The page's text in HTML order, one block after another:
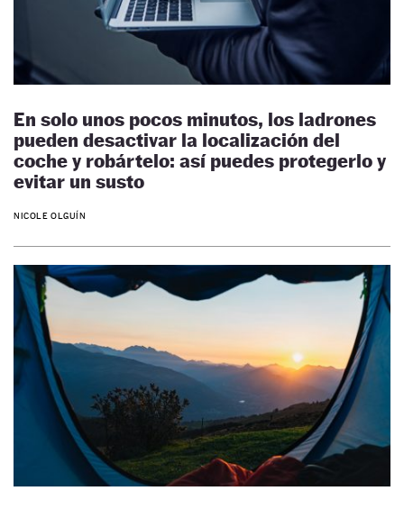
En solo unos pocos minutos, los ladrones
pueden desactivar la localización del
coche y robártelo: así puedes protegerlo y
evitar un susto
NICOLE OLGUÍN